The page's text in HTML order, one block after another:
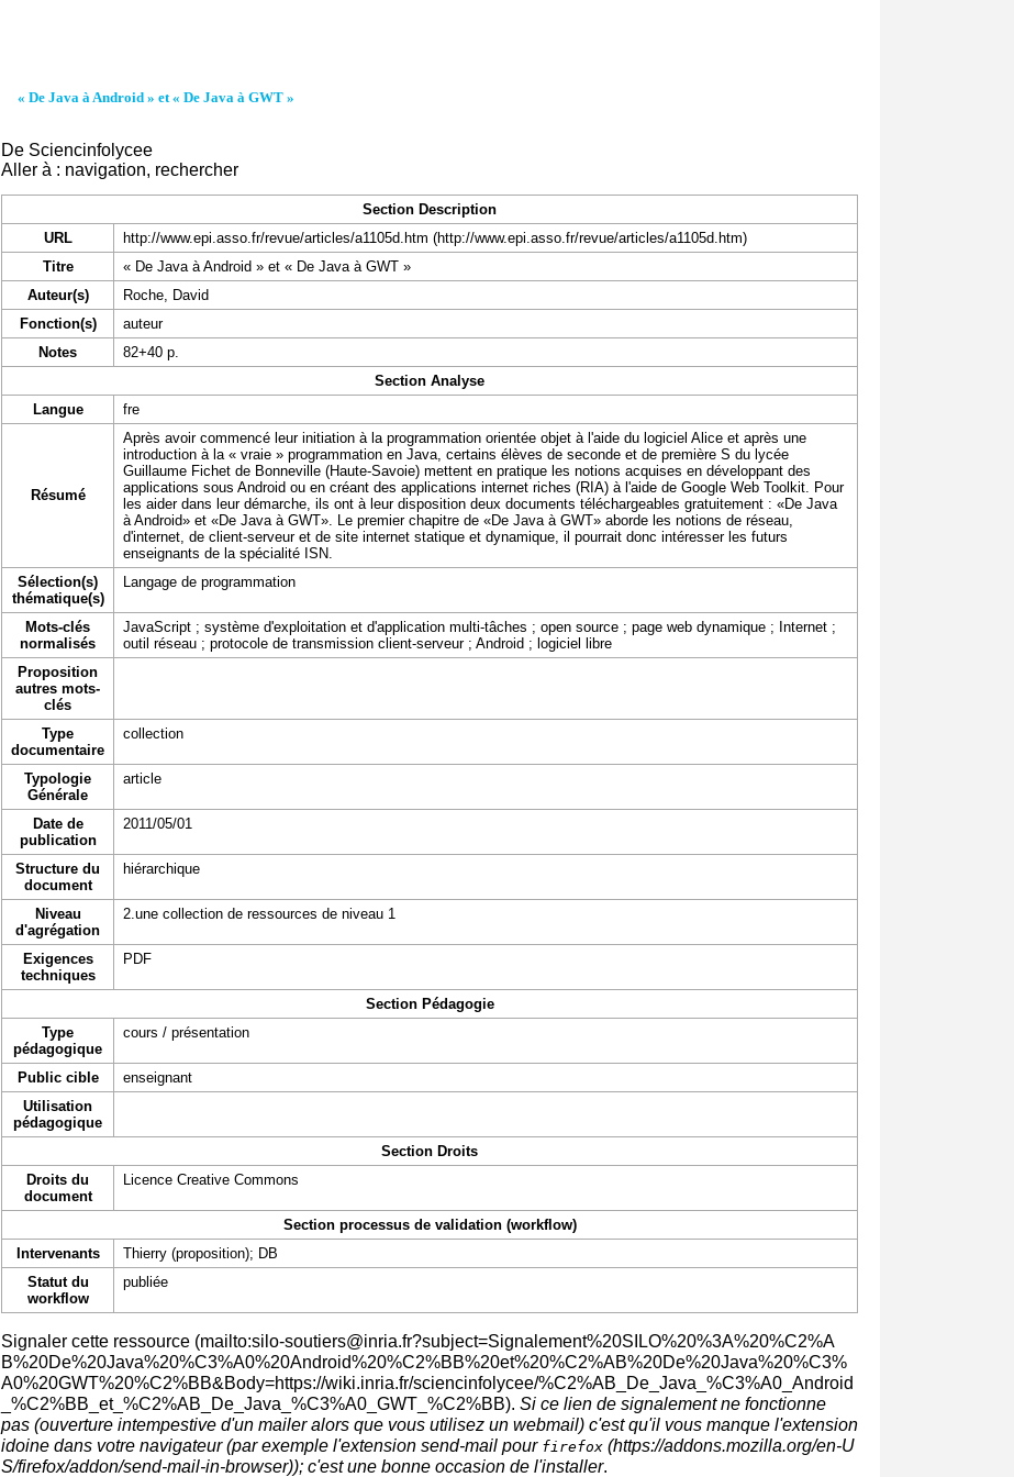
« De Java à Android » et « De Java à GWT »
De Sciencinfolycee
Aller à : navigation, rechercher
Section Description
URL
http://www.epi.asso.fr/revue/articles/a1105d.htm
Titre
« De Java à Android » et « De Java à GWT »
Auteur(s)
Roche, David
Fonction(s)
auteur
Notes
82+40 p.
Section Analyse
Langue
fre
Résumé
Après avoir commencé leur initiation à la programmation orientée objet à l'aide du logiciel Alice et après une
introduction à la « vraie » programmation en Java, certains élèves de seconde et de première S du lycée
Guillaume Fichet de Bonneville (Haute-Savoie) mettent en pratique les notions acquises en développant des
applications sous Android ou en créant des applications internet riches (RIA) à l'aide de Google Web Toolkit. Pour
les aider dans leur démarche, ils ont à leur disposition deux documents téléchargeables gratuitement : «De Java
à Android» et «De Java à GWT». Le premier chapitre de «De Java à GWT» aborde les notions de réseau,
d'internet, de client-serveur et de site internet statique et dynamique, il pourrait donc intéresser les futurs
enseignants de la spécialité ISN.
Sélection(s)
thématique(s)
Langage de programmation
Mots-clés
normalisés
JavaScript ; système d'exploitation et d'application multi-tâches ; open source ; page web dynamique ; Internet ;
outil réseau ; protocole de transmission client-serveur ; Android ; logiciel libre
Proposition
autres mots-
clés
Type
documentaire
collection
Typologie
Générale
article
Date de
publication
2011/05/01
Structure du
document
hiérarchique
Niveau
d'agrégation
2.une collection de ressources de niveau 1
Exigences
techniques
PDF
Section Pédagogie
Type
pédagogique
cours / présentation
Public cible
enseignant
Utilisation
pédagogique
Section Droits
Droits du
document
Licence Creative Commons
Section processus de validation (workflow)
Intervenants
Thierry (proposition); DB
Statut du
workflow
publiée
Signaler cette ressource
. Si ce lien de signalement ne fonctionne
pas (ouverture intempestive d'un mailer alors que vous utilisez un webmail) c'est qu'il vous manque l'extension
idoine dans votre navigateur (par exemple l'extension send-mail pour firefox
); c'est une bonne occasion de l'installer.